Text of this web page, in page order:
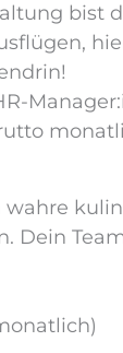
bist
Dein